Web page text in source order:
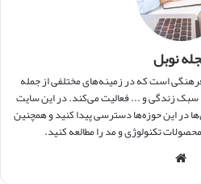
نوبل
است که در زمینه‌های مختلفی از جمله
سبک زندگی و ... فعالیت می‌کند. در این سایت
در این حوزه‌ها دسترسی پیدا کنید و همچنین
تکنولوژی و مد را مطالعه کنید.